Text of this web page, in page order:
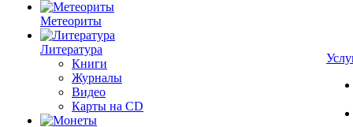
Метеориты
Литература
Книги
Журналы
Видео
Карты на CD